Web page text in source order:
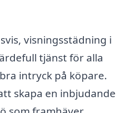
visningsstädning i
tjänst för alla
intryck på köpare.
skapa en inbjudande